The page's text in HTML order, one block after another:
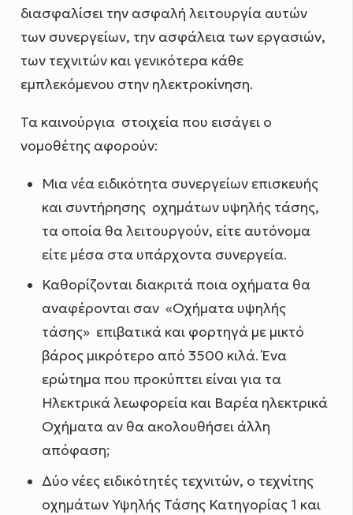
διασφαλίσει την ασφαλή λειτουργία αυτών
των συνεργείων, την ασφάλεια των εργασιών,
των τεχνιτών και γενικότερα κάθε
εμπλεκόμενου στην ηλεκτροκίνηση.
Τα καινούργια στοιχεία που εισάγει ο
νομοθέτης αφορούν:
Μια νέα ειδικότητα συνεργείων επισκευής
και συντήρησης οχημάτων υψηλής τάσης,
τα οποία θα λειτουργούν, είτε αυτόνομα
είτε μέσα στα υπάρχοντα συνεργεία.
Καθορίζονται διακριτά ποια οχήματα θα
αναφέρονται σαν «Οχήματα υψηλής
τάσης» επιβατικά και φορτηγά με μικτό
βάρος μικρότερο από 3500 κιλά. Ένα
ερώτημα που προκύπτει είναι για τα
Ηλεκτρικά λεωφορεία και Βαρέα ηλεκτρικά
Οχήματα αν θα ακολουθήσει άλλη
απόφαση;
Δύο νέες ειδικότητές τεχνιτών, ο τεχνίτης
οχημάτων Υψηλής Τάσης Κατηγορίας 1 και